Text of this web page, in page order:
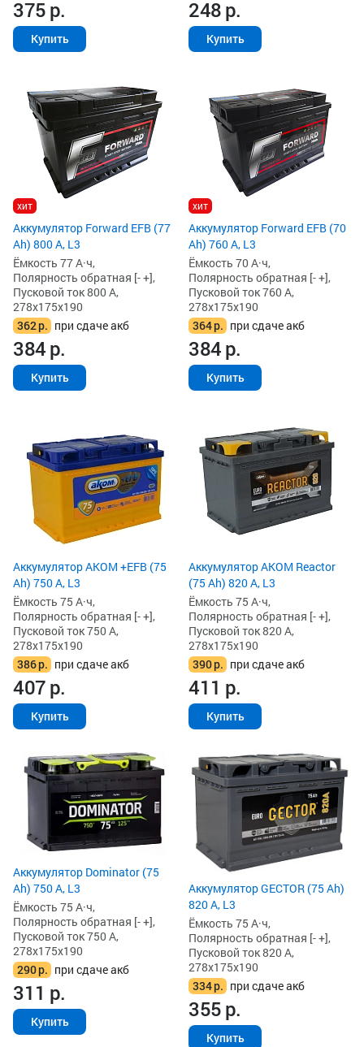
375р.
Купить
248р.
Купить
хит
Аккумулятор Forward EFB (77
Ah) 800 А, L3
Ёмкость 77 А·ч,
Полярность обратная [- +],
Пусковой ток 800 А,
278x175x190
362р. при сдаче акб
384р.
Купить
хит
Аккумулятор Forward EFB (70
Ah) 760 А, L3
Ёмкость 70 А·ч,
Полярность обратная [- +],
Пусковой ток 760 А,
278x175x190
364р. при сдаче акб
384р.
Купить
Аккумулятор AKOM +EFB (75
Ah) 750 А, L3
Ёмкость 75 А·ч,
Полярность обратная [- +],
Пусковой ток 750 А,
278x175x190
386р. при сдаче акб
407р.
Купить
Аккумулятор AKOM Reactor
(75 Ah) 820 А, L3
Ёмкость 75 А·ч,
Полярность обратная [- +],
Пусковой ток 820 А,
278x175x190
390р. при сдаче акб
411 р.
Купить
Аккумулятор Dominator (75
Ah) 750 А, L3
Ёмкость 75 А·ч,
Полярность обратная [- +],
Пусковой ток 750 А,
278x175x190
290р. при сдаче акб
311 р.
Купить
Аккумулятор GECTOR (75 Ah)
820 А, L3
Ёмкость 75 А·ч,
Полярность обратная [- +],
Пусковой ток 820 А,
278x175x190
334р. при сдаче акб
355р.
Купить